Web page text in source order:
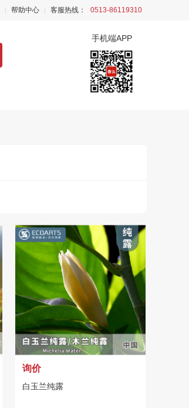
帮助中心 客服热线： 0513-86119310
手机端APP
询价
白玉兰纯露